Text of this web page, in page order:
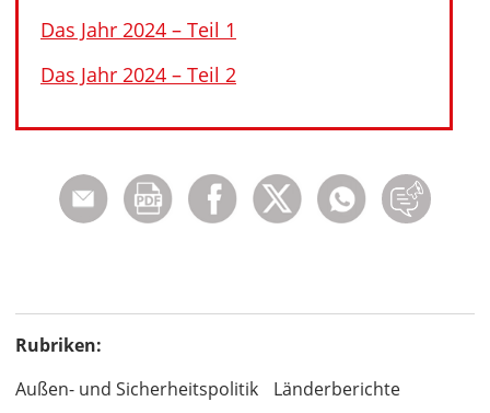
Das Jahr 2024 – Teil 1
Das Jahr 2024 – Teil 2
Rubriken:
Außen- und Sicherheitspolitik
Länderberichte